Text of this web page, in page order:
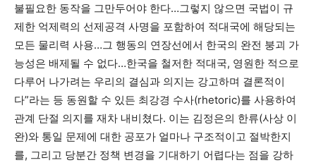
불필요한 동작을 그만두어야 한다…그렇지 않으면 국법이 규
제한 억제력의 선제공격 사명을 포함하여 적대국에 해당되는
모든 물리력 사용…그 행동의 연장선에서 한국의 완전 붕괴 가
능성은 배제될 수 없다…한국을 철저한 적대국, 영원한 적으로
다루어 나가려는 우리의 결심과 의지는 강고하며 결론적이
다”라는 등 동원할 수 있든 최강경 수사(rhetoric)를 사용하여
관계 단절 의지를 재차 내비쳤다. 이는 김정은의 한류(사상 이
완)와 통일 문제에 대한 공포가 얼마나 구조적이고 절박한지
를, 그리고 당분간 정책 변경을 기대하기 어렵다는 점을 강하